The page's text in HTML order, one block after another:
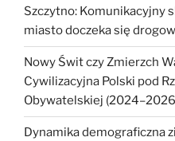
Szczytno: Komunikacyjny
miasto doczeka się
Nowy Świt czy Zmierzch
Cywilizacyjna Polski pod
Obywatelskiej
Dynamika demograficzna